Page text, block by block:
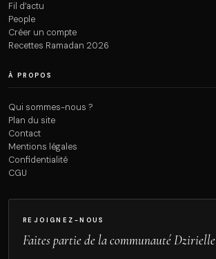
Fil d’actu
People
Créer un compte
Recettes Ramadan 2026
À PROPOS
Qui sommes-nous ?
Plan du site
Contact
Mentions légales
Confidentialité
CGU
REJOIGNEZ-NOUS
Faites partie de la communauté Dzirielle